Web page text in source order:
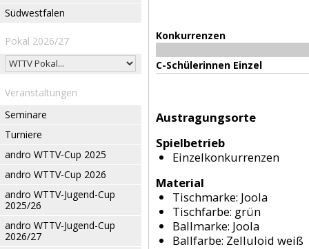
Südwestfalen
Pokal 2026/27
Veranstaltungen
Seminare
Turniere
andro WTTV-Cup 2025
andro WTTV-Cup 2026
andro WTTV-Jugend-Cup
2025/26
andro WTTV-Jugend-Cup
2026/27
Konkurrenzen
C-Schülerinnen Einzel
Austragungsorte
Spielbetrieb
Einzelkonkurrenzen
Material
Tischmarke: Joola
Tischfarbe: grün
Ballmarke: Joola
Ballfarbe: Zelluloid weiß